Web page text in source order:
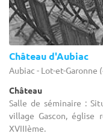
Château d'Aubiac
Aubiac - Lot-et-Garonne
Château
Salle de séminaire :
village Gascon, église
XVIIIème.